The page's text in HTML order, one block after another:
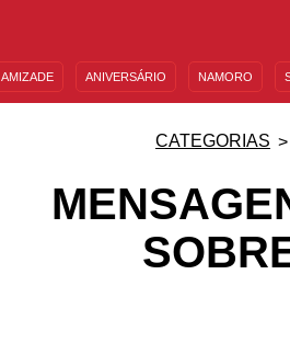
AMIZADE ANIVERSÁRIO NAMORO
CATEGORIAS